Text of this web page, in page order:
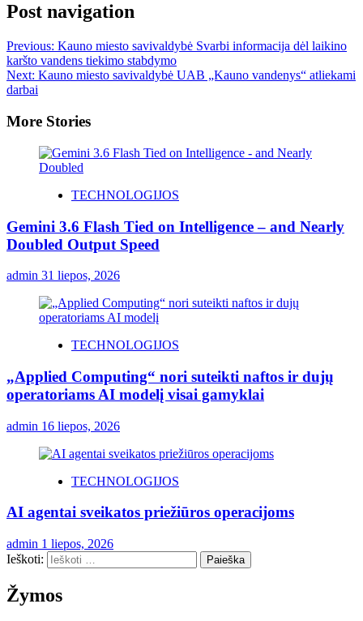
Post navigation
Previous: Kauno miesto savivaldybė Svarbi informacija dėl laikino
karšto vandens tiekimo stabdymo
Next: Kauno miesto savivaldybė UAB „Kauno vandenys“ atliekami
darbai
More Stories
TECHNOLOGIJOS
Gemini 3.6 Flash Tied on Intelligence – and Nearly
Doubled Output Speed
admin 31 liepos, 2026
TECHNOLOGIJOS
„Applied Computing“ nori suteikti naftos ir dujų
operatoriams AI modelį visai gamyklai
admin 16 liepos, 2026
TECHNOLOGIJOS
AI agentai sveikatos priežiūros operacijoms
admin 1 liepos, 2026
Ieškoti:
Žymos